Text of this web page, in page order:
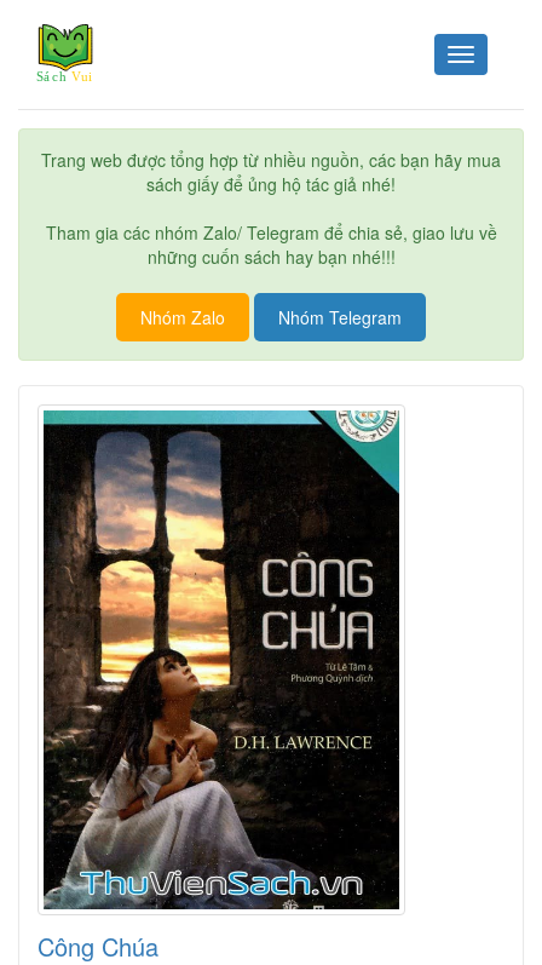
Toggle
navigation
Trang web được tổng hợp từ nhiều nguồn, các bạn hãy mua
sách giấy để ủng hộ tác giả nhé!
Tham gia các nhóm Zalo/ Telegram để chia sẻ, giao lưu về
những cuốn sách hay bạn nhé!!!
Nhóm Zalo Nhóm Telegram
Công Chúa